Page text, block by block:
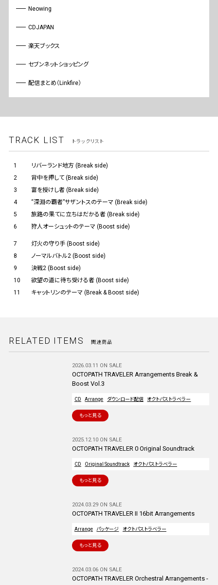
Neowing
CDJAPAN
楽天ブックス
セブンネットショッピング
配信まとめ（Linkfire）
TRACK LIST トラックリスト
1
リバーランド地方 (Break side)
2
背中を押して (Break side)
3
富を授けし者 (Break side)
4
“深淵の覇者”サザントスのテーマ (Break side)
5
旅路の果てに立ちはだかる者 (Break side)
6
狩人オーシュットのテーマ (Boost side)
7
灯火の守り手 (Boost side)
8
ノーマルバトル2 (Boost side)
9
決戦2 (Boost side)
10
欲望の道に待ち受ける者 (Boost side)
11
キャットリンのテーマ (Break & Boost side)
RELATED ITEMS 関連商品
2026.03.11 ON SALE
OCTOPATH TRAVELER Arrangements Break &
Boost Vol.3
CD Arrange ダウンロード配信 オクトパストラベラー
もっと見る
2025.12.10 ON SALE
OCTOPATH TRAVELER 0 Original Soundtrack
CD Original Soundtrack オクトパストラベラー
もっと見る
2024.03.29 ON SALE
OCTOPATH TRAVELER II 16bit Arrangements
Arrange パッケージ オクトパストラベラー
もっと見る
2024.03.06 ON SALE
OCTOPATH TRAVELER Orchestral Arrangements -